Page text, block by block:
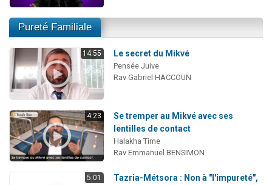
Pureté Familiale
14:55 Le secret du Mikvé
Pensée Juive
Rav Gabriel HACCOUN
4:23
Se tremper au Mikvé avec ses
lentilles de contact
Halakha Time
Rav Emmanuel BENSIMON
5:01
Tazria-Métsora : Non à "l'impureté",